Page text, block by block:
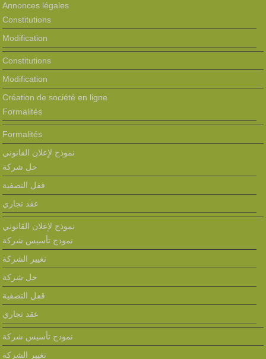
Annonces légales
Constitutions
Modification
Constitutions
Modification
Création de société en ligne
Formalités
Formalités
نموذج لإعلان القانوني
حل شركة
قفل التصفية
عقد تجاري
نموذج لإعلان القانوني
نمودج تأسيس شركة
تغيير الشركة
حل شركة
قفل التصفية
عقد تجاري
نمودج تأسيس شركة
تغيير الشركة